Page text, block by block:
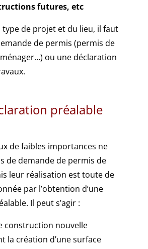
futures, etc
type de projet et du lieu, il faut
de permis (permis de
ou une déclaration
préalable
de faibles importances ne
de demande de permis de
leur réalisation est toute de
par l’obtention d’une
Il peut s’agir :
construction nouvelle
la création d’une surface